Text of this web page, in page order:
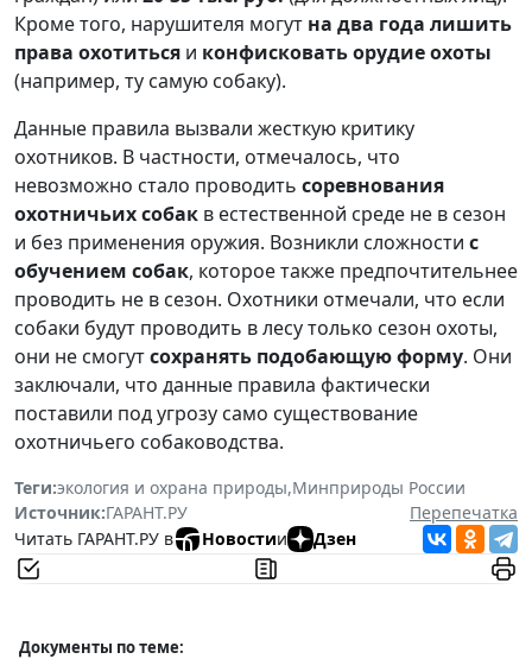
Кроме того, нарушителя могут на два года лишить
права охотиться и конфисковать орудие охоты
(например, ту самую собаку).
Данные правила вызвали жесткую критику
охотников. В частности, отмечалось, что
невозможно стало проводить соревнования
охотничьих собак в естественной среде не в сезон
и без применения оружия. Возникли сложности с
обучением собак, которое также предпочтительнее
проводить не в сезон. Охотники отмечали, что если
собаки будут проводить в лесу только сезон охоты,
они не смогутсохранять подобающую форму. Они
заключали, что данные правила фактически
поставили под угрозу само существование
охотничьего собаководства.
Теги:экология и охрана природы,Минприроды России
Источник:ГАРАНТ.РУ
Перепечатка
Читать ГАРАНТ.РУ в
Новостии Дзен
Документы по теме: